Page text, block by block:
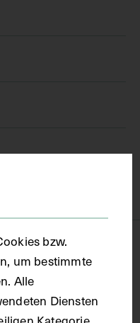
bzw.
um bestimmte
Alle
Diensten